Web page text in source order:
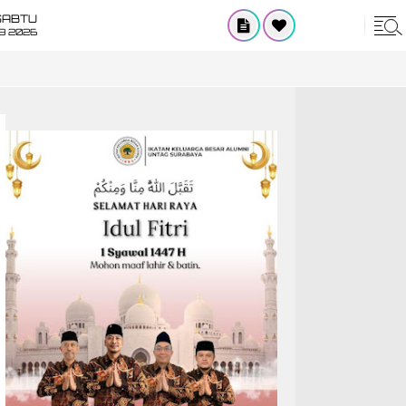
2026